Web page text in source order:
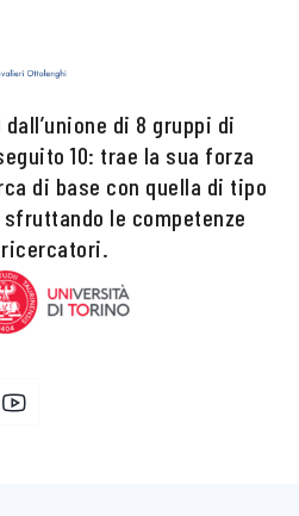
dall’unione di 8 gruppi di
10: trae la sua forza
di base con quella di tipo
le competenze